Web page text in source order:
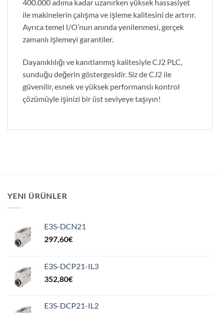
400.000 adıma kadar uzanırken yüksek hassasiyet
ile makinelerin çalışma ve işleme kalitesini de artırır.
Ayrıca temel I/O’nun anında yenilenmesi, gerçek
zamanlı işlemeyi garantiler.
Dayanıklılığı ve kanıtlanmış kalitesiyle CJ2 PLC,
sunduğu değerin göstergesidir. Siz de CJ2 ile
güvenilir, esnek ve yüksek performanslı kontrol
çözümüyle işinizi bir üst seviyeye taşıyın!
YENI ÜRÜNLER
E3S-DCN21
297,60€
E3S-DCP21-IL3
352,80€
E3S-DCP21-IL2